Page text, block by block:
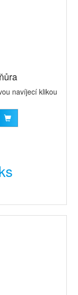
navíjecí klikou